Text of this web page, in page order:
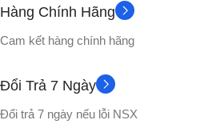
PHỤ KIỆN Không
CHẤT LIỆU
Nhựa PVC cao cấp
Hàng Chính Hãng
Cam kết hàng chính hãng
Đổi Trả 7 Ngày
Đổi trả 7 ngày nếu lỗi NSX